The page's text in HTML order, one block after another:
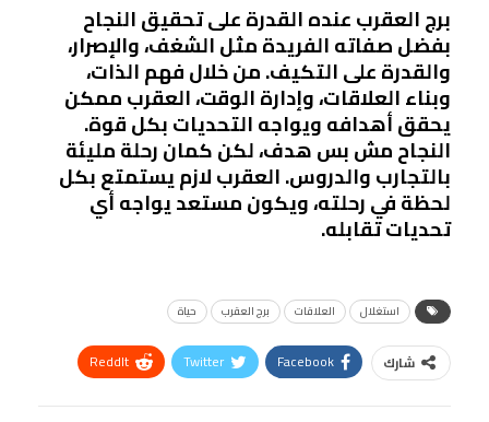
برج العقرب عنده القدرة على تحقيق النجاح
بفضل صفاته الفريدة مثل الشغف، والإصرار،
والقدرة على التكيف. من خلال فهم الذات،
وبناء العلاقات، وإدارة الوقت، العقرب ممكن
يحقق أهدافه ويواجه التحديات بكل قوة.
النجاح مش بس هدف، لكن كمان رحلة مليئة
بالتجارب والدروس. العقرب لازم يستمتع بكل
لحظة في رحلته، ويكون مستعد يواجه أي
تحديات تقابله.
استغلال العلاقات برج العقرب حياة
شارك Facebook
Twitter
ReddIt